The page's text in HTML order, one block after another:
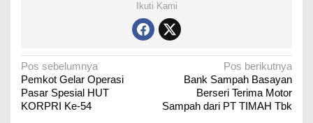
Ikuti Kami
N
a
v
Pos sebelumnya
‎Pemkot Gelar Operasi
Pasar Spesial HUT
KORPRI Ke-54
Pos berikutnya
Bank Sampah Basayan
Berseri Terima Motor
Sampah dari PT TIMAH Tbk